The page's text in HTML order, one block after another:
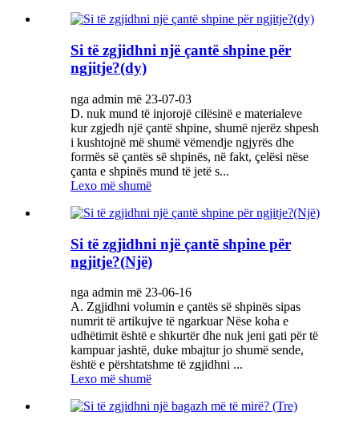
Si të zgjidhni një çantë shpine për
ngjitje?(dy)
nga admin më 23-07-03
D. nuk mund të injorojë cilësinë e materialeve
kur zgjedh një çantë shpine, shumë njerëz shpesh
i kushtojnë më shumë vëmendje ngjyrës dhe
formës së çantës së shpinës, në fakt, çelësi nëse
çanta e shpinës mund të jetë s...
Lexo më shumë
Si të zgjidhni një çantë shpine për
ngjitje?(Një)
nga admin më 23-06-16
A. Zgjidhni volumin e çantës së shpinës sipas
numrit të artikujve të ngarkuar Nëse koha e
udhëtimit është e shkurtër dhe nuk jeni gati për të
kampuar jashtë, duke mbajtur jo shumë sende,
është e përshtatshme të zgjidhni ...
Lexo më shumë